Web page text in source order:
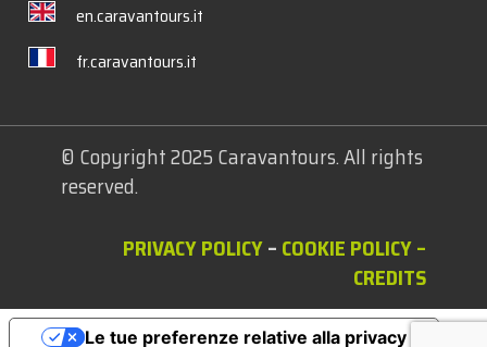
en.caravantours.it
fr.caravantours.it
© Copyright 2025 Caravantours. All rights
reserved.
PRIVACY POLICY– COOKIE POLICY–
CREDITS
Le tue preferenze relative alla privacy